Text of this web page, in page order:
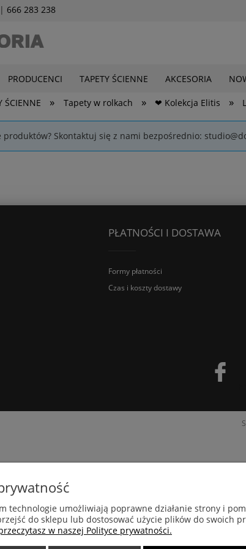
| 666 283 238
PRODUCENCI TAPETY ŚCIENNE AKCESORIA
ŚCIENNE » Tapety w rolkach » ❤ Kolekcja Elitis »
produktów? Skontaktuj się z nami bezpośrednio:
PŁATNOŚCI I DOSTAWA
Formy płatności
Czas i koszty dostawy
technologie umożliwiają poprawne działanie strony i
do sklepu lub dostosować użycie plików do swoich
w naszej Polityce prywatności.